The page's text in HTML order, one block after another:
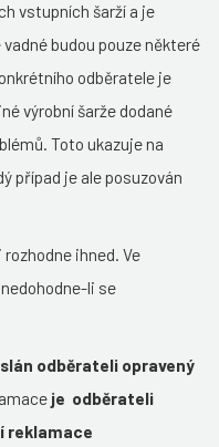
vstupních šarží a je
budou pouze některé
odběratele je
výrobní šarže dodané
Toto ukazuje na
případ je ale posuzován
ihned. Ve
li se
odběrateli opravený
je odběrateli
reklamace